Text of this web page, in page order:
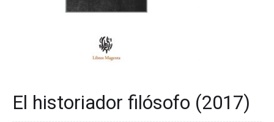
El historiador filósofo (2017)